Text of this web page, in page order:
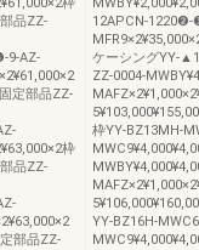
品ZZ-
9-AZ-
定部品ZZ-
枠
品ZZ-
部品ZZ-
12APCN-1220❷-
ケーシングYY-
ZZ-0004-
枠YY-BZ13MH-
YY-BZ16H-